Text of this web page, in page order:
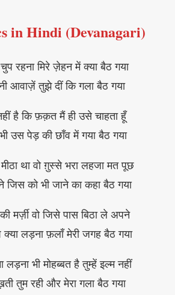
in Hindi (Devanagari)
रहना मिरे ज़ेहन में क्या बैठ गया
आवाज़ें तुझे दीं कि गला बैठ गया
है कि फ़क़त मैं ही उसे चाहता हूँ
उस पेड़ की छाँव में गया बैठ गया
था वो ग़ुस्से भरा लहजा मत पूछ
जिस को भी जाने का कहा बैठ गया
मर्ज़ी वो जिसे पास बिठा ले अपने
लड़ना फ़लाँ मेरी जगह बैठ गया
लड़ना भी मोहब्बत है तुम्हें इल्म नहीं
तुम रही और मेरा गला बैठ गया